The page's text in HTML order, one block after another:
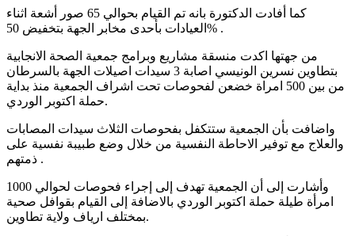
كما أفادت الدكتورة بانه تم القيام بحوالي 65 صور أشعة اثناء
العيادات بأحدى مخابر الجهة بتخفيض 50% .
من جهتها اكدت منسقة مشاريع وبرامج جمعية الصحة الانجابية
بتطاوين نسرين الونيسي اصابة 3 سيدات اصيلات الجهة بالسرطان
من بين 500 امراة خضعن لفحوصات تحت اشراف الجمعية منذ بداية
حملة اكتوبر الوردي.
واضافت بأن الجمعية ستتكفل بفحوصات الثلاث سيدات المصابات
والعلاج مع توفير الاحاطة النفسية من خلال وضع طبيبة نفسية على
ذمتهم .
وأشارت إلى أن الجمعية تهدف إلى إجراء فحوصات لحوالي 1000
امرأة طيلة حملة اكتوبر الوردي بالاضافة إلى القيام بقوافل صحية
بمختلف ارياف ولاية تطاوين.